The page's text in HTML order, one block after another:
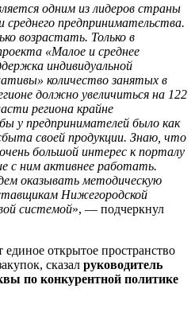
одним из лидеров страны
среднего предпринимательства.
возрастать. Только в
«Малое и среднее
индивидуальной
количество занятых в
должно увеличиться на 122
региона крайне
у предпринимателей было как
своей продукции. Знаю, что
большой интерес к порталу
с ним активнее работать.
оказывать методическую
Нижегородской
системой», — подчеркнул
единое открытое пространство
сказал руководитель
по конкурентной политике